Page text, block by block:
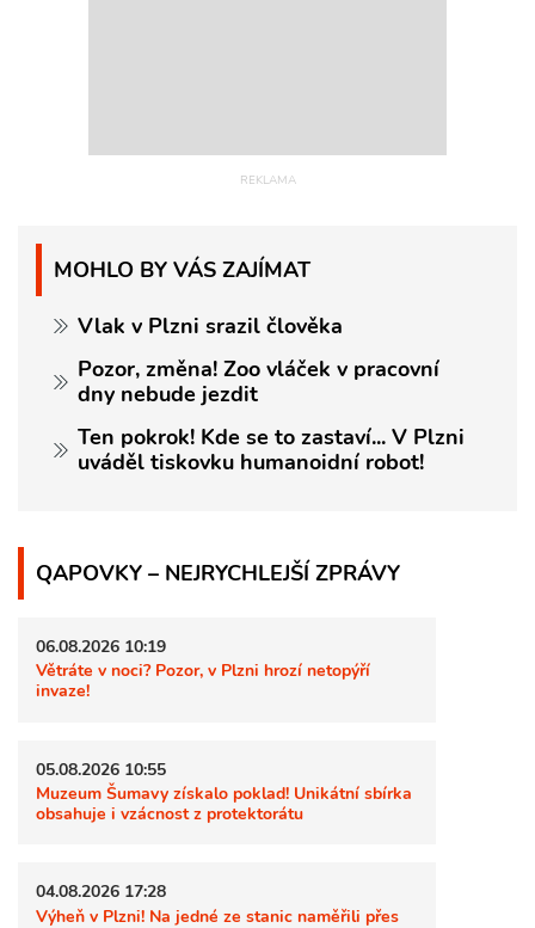
MOHLO BY VÁS ZAJÍMAT
Vlak v Plzni srazil člověka
Pozor, změna! Zoo vláček v pracovní
dny nebude jezdit
Ten pokrok! Kde se to zastaví... V Plzni
uváděl tiskovku humanoidní robot!
QAPOVKY – NEJRYCHLEJŠÍ ZPRÁVY
06.08.2026 10:19
Větráte v noci? Pozor, v Plzni hrozí netopýří
invaze!
05.08.2026 10:55
Muzeum Šumavy získalo poklad! Unikátní sbírka
obsahuje i vzácnost z protektorátu
04.08.2026 17:28
Výheň v Plzni! Na jedné ze stanic naměřili přes